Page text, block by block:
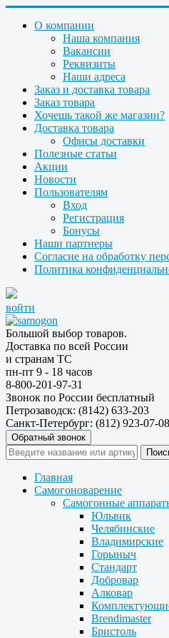
О компании
Наша компания
Вакансии
Реквизиты
Наши адреса
Заказ и доставка товара
Заказ товара
Хочешь такой же магазин?
Доставка товара
Офисы доставки
Полезные статьи
Акции
Новости
Пользователям
Вход
Регистрация
Бонусы
Наши партнеры
Согласие на обработку
Политика
войти
Большой выбор товаров.
Доставка по всей России
и странам ТС
пн-пт 9 - 18 часов
8-800-201-97-31
Звонок по России бесплатный
Петрозаводск: (8142) 633-203
Санкт-Петербург: (812) 923-07-08
Обратный звонок
Главная
Самогоноварение
Самогонные
Юльвик
Челябинские
Владимирские
Горыныч
Стандарт
Добровар
Алковар
Brendimaster
Бристоль